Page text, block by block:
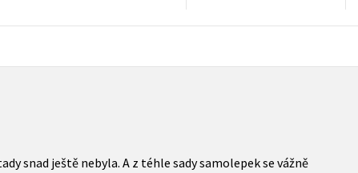
snad ještě nebyla. A z téhle sady samolepek se vážně